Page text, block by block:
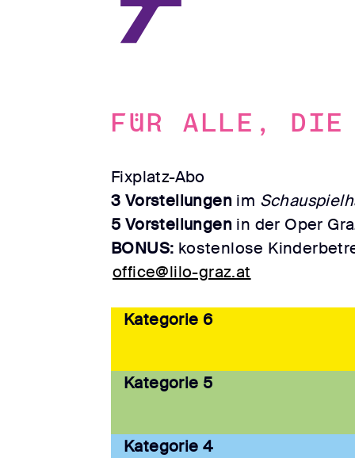
Für alle, die
Fixplatz-Abo
3 Vorstellungen im
5 Vorstellungen in der Oper
BONUS: kostenlose
office@lilo-graz.at
Kategorie 6
Kategorie 5
Kategorie 4